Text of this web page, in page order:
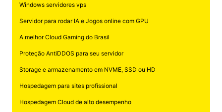
Windows servidores vps
Servidor para rodar IA e Jogos online com GPU
A melhor Cloud Gaming do Brasil
Proteção AntiDDOS para seu servidor
Storage e armazenamento em NVME, SSD ou HD
Hospedagem para sites profissional
Hospedagem Cloud de alto desempenho